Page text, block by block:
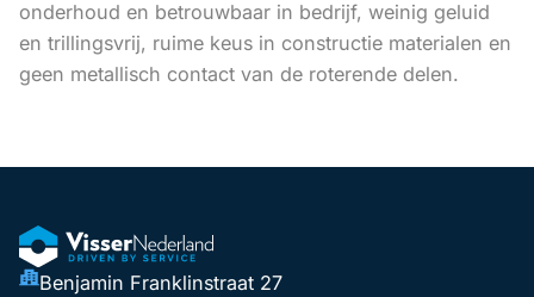
onderhoud en betrouwbaar in bedrijf, weinig geluid
en trillingsvrij, ruime keus in constructie materialen en
geen metallisch contact van de roterende delen.
Benjamin Franklinstraat 27